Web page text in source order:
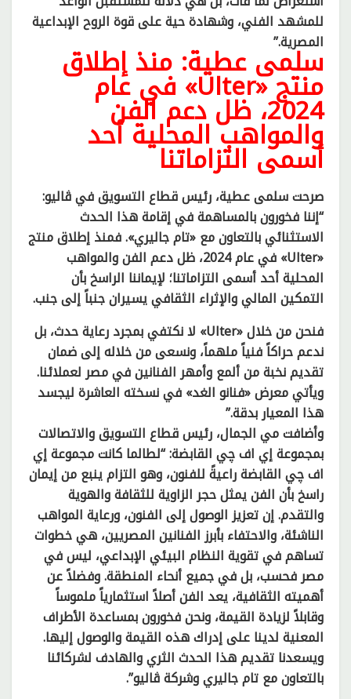
للمشهد الفني، وشهادة حية على قوة الروح الإبداعية
المصرية.”
سلمى عطية: منذ إطلاق
منتج «Ulter» في عام
2024، ظل دعم الفن
والمواهب المحلية أحد
أسمى التزاماتنا
صرحت سلمى عطية، رئيس قطاع التسويق في ڤاليو:
“إننا فخورون بالمساهمة في إقامة هذا الحدث
الاستثنائي بالتعاون مع «تام جاليري». فمنذ إطلاق منتج
«Ulter» في عام 2024، ظل دعم الفن والمواهب
المحلية أحد أسمى التزاماتنا؛ لإيماننا الراسخ بأن
التمكين المالي والإثراء الثقافي يسيران جنباً إلى جنب.
فنحن من خلال «Ulter» لا نكتفي بمجرد رعاية حدث، بل
ندعم حراكاً فنياً ملهماً، ونسعى من خلاله إلى ضمان
تقديم نخبة من ألمع وأمهر الفنانين في مصر لعملائنا.
ويأتي معرض «فنانو الغد» في نسخته العاشرة ليجسد
هذا المعيار بدقة.”
وأضافت مي الجمال، رئيس قطاع التسويق والاتصالات
بمجموعة إي اف چي القابضة: “لطالما كانت مجموعة إي
اف چي القابضة راعيةً للفنون، وهو التزام ينبع من إيمان
راسخ بأن الفن يمثل حجر الزاوية للثقافة والهوية
والتقدم. إن تعزيز الوصول إلى الفنون، ورعاية المواهب
الناشئة، والاحتفاء بأبرز الفنانين المصريين، هي خطوات
تساهم في تقوية النظام البيئي الإبداعي، ليس في
مصر فحسب، بل في جميع أنحاء المنطقة. وفضلاً عن
أهميته الثقافية، يعد الفن أصلاً استثمارياً ملموساً
وقابلاً لزيادة القيمة، ونحن فخورون بمساعدة الأطراف
المعنية لدينا على إدراك هذه القيمة والوصول إليها.
ويسعدنا تقديم هذا الحدث الثري والهادف لشركائنا
بالتعاون مع تام جاليري وشركة ڤاليو”.